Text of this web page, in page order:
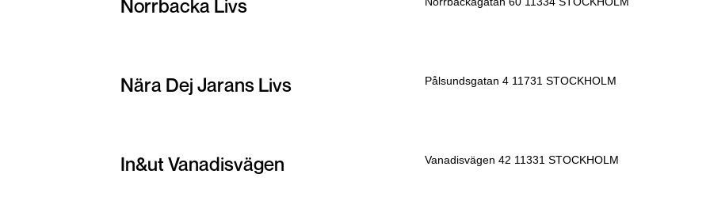
Norrbacka Livs
Nära Dej Jarans Livs Pålsundsgatan 4 11731 STOCKHOLM
In&ut Vanadisvägen Vanadisvägen 42 11331 STOCKHOLM